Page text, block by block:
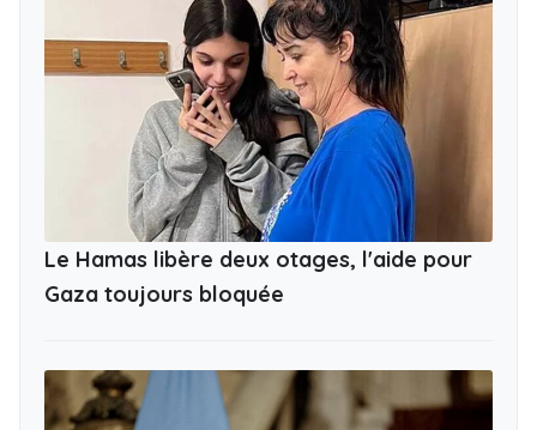
Le Hamas libère deux otages, l'aide pour
Gaza toujours bloquée